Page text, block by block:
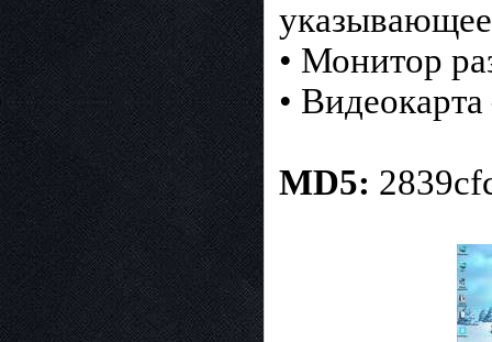
• Монитор
•
MD5: